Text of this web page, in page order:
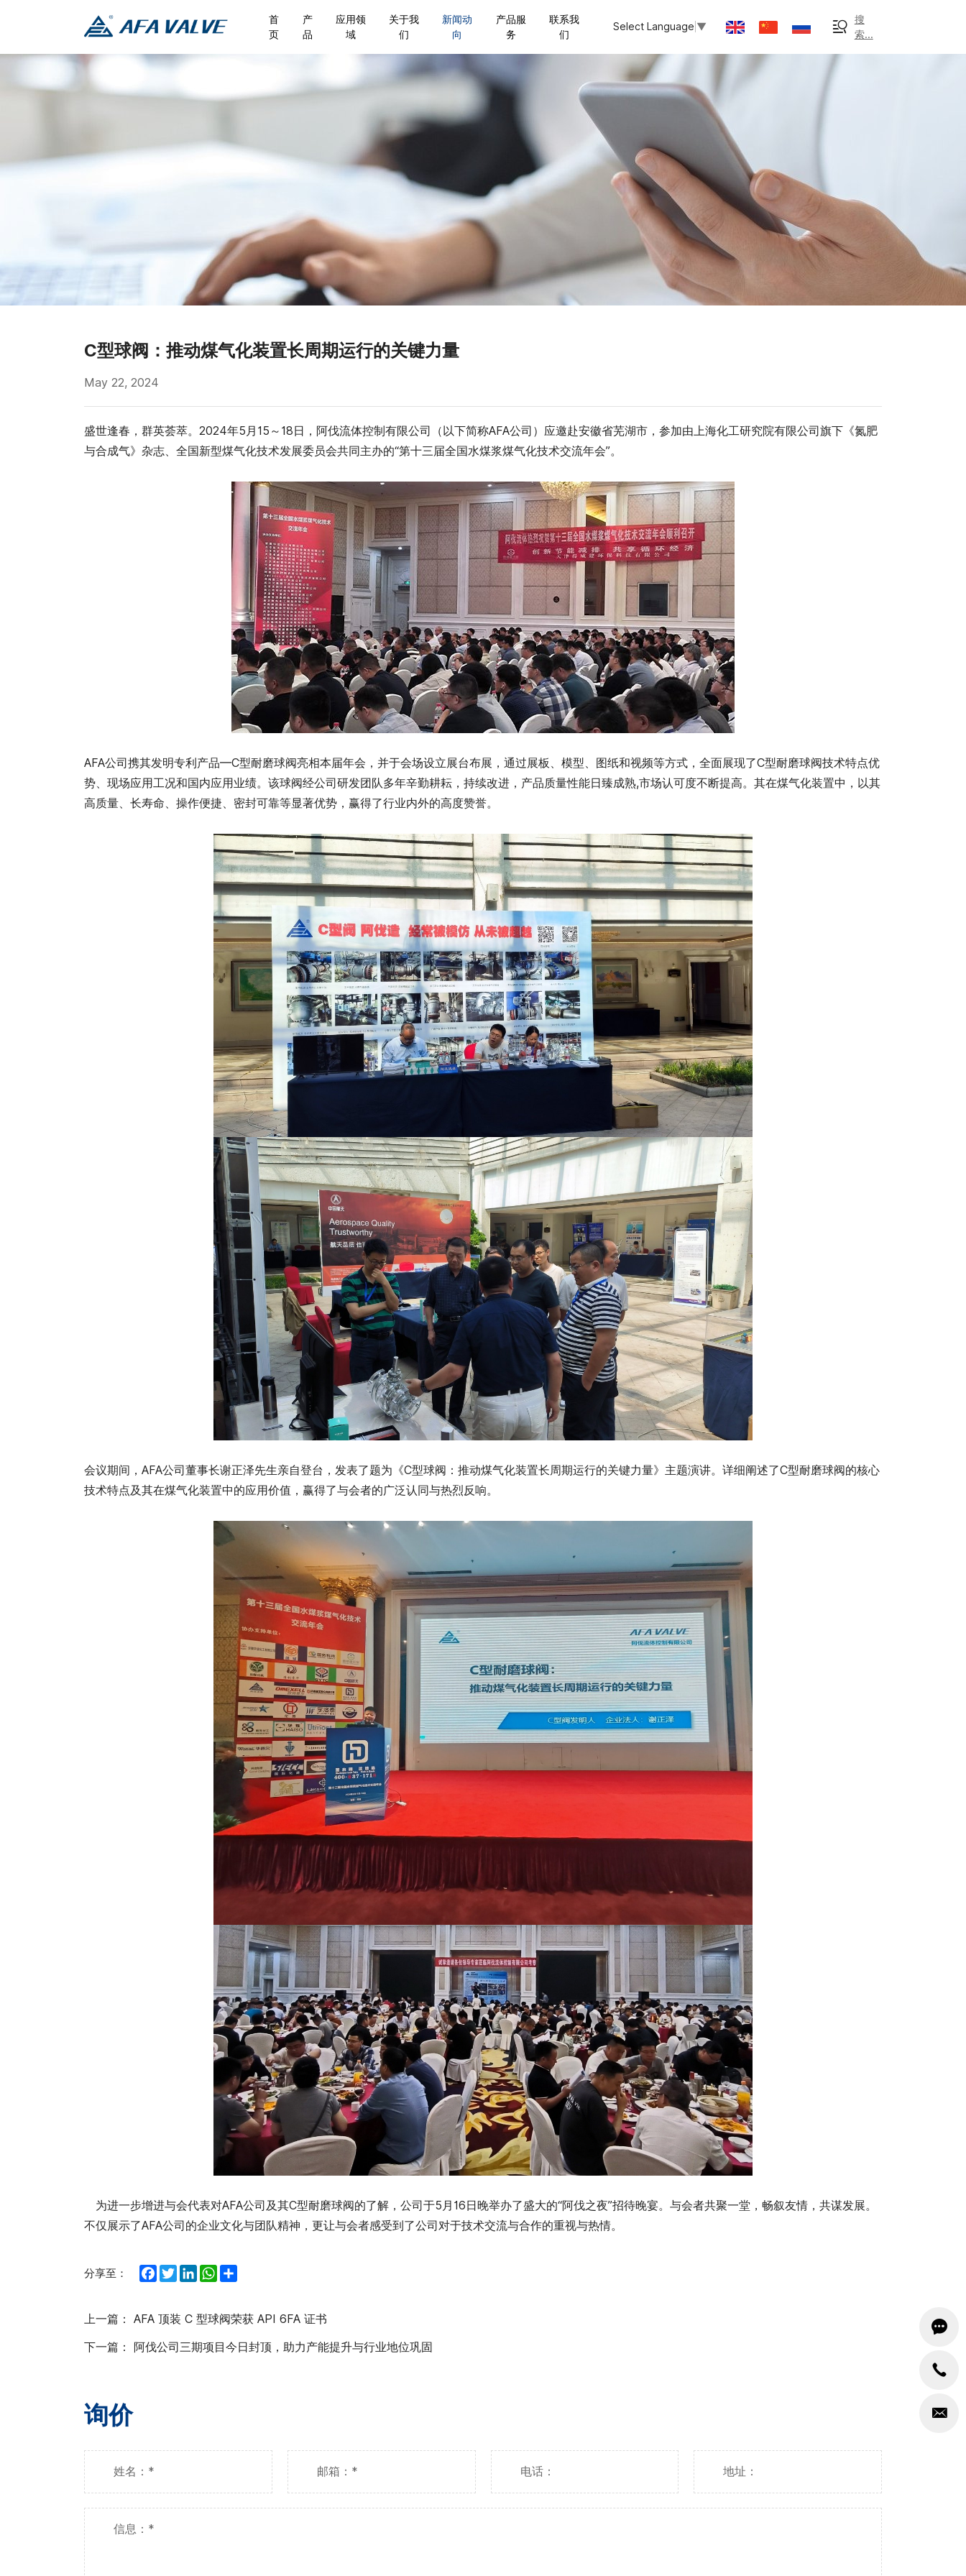
首
页
产
品
应用领
域
关于我
们
新闻动
向
产品服
务
联系我
们
Select Language ▼
搜
索...
C型球阀：推动煤气化装置长周期运行的关键力量
May 22, 2024
盛世逢春，群英荟萃。2024年5月15～18日，阿伐流体控制有限公司（以下简称AFA公司）应邀赴安徽省芜湖市，参加由上海化工研究院有限公司旗下《氮肥
与合成气》杂志、全国新型煤气化技术发展委员会共同主办的“第十三届全国水煤浆煤气化技术交流年会”。
AFA公司携其发明专利产品━C型耐磨球阀亮相本届年会，并于会场设立展台布展，通过展板、模型、图纸和视频等方式，全面展现了C型耐磨球阀技术特点优
势、现场应用工况和国内应用业绩。该球阀经公司研发团队多年辛勤耕耘，持续改进，产品质量性能日臻成熟,市场认可度不断提高。其在煤气化装置中，以其
高质量、长寿命、操作便捷、密封可靠等显著优势，赢得了行业内外的高度赞誉。
会议期间，AFA公司董事长谢正泽先生亲自登台，发表了题为《C型球阀：推动煤气化装置长周期运行的关键力量》主题演讲。详细阐述了C型耐磨球阀的核心
技术特点及其在煤气化装置中的应用价值，赢得了与会者的广泛认同与热烈反响。
为进一步增进与会代表对AFA公司及其C型耐磨球阀的了解，公司于5月16日晚举办了盛大的“阿伐之夜”招待晚宴。与会者共聚一堂，畅叙友情，共谋发展。
不仅展示了AFA公司的企业文化与团队精神，更让与会者感受到了公司对于技术交流与合作的重视与热情。
分享至： Facebook
TwitterLinkedInWhatsApp
上一篇： AFA 顶装 C 型球阀荣获 API 6FA 证书
下一篇： 阿伐公司三期项目今日封顶，助力产能提升与行业地位巩固
询价